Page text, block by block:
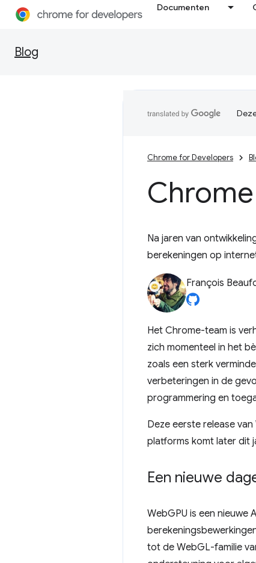
Documenten
Blog
Chrome for Developers
Na jaren van
berekeningen op
François
Het Chrome-team is
zich momenteel in het
zoals een sterk
verbeteringen in de
programmering en
Deze eerste release
platforms komt later dit
Een nieuwe
WebGPU is een
tot de WebGL-familie